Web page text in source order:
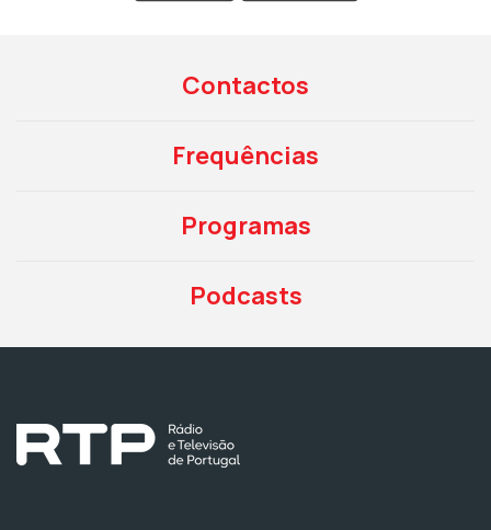
Contactos
Frequências
Programas
Podcasts